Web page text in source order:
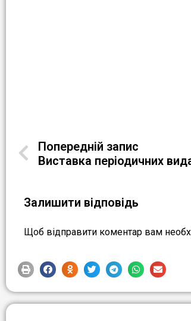
Попередній запис
Виставка періодичних
Залишити відповідь
Щоб відправити коментар вам